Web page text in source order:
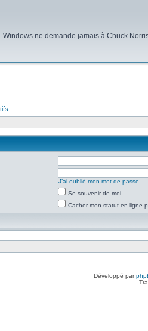
Windows ne demande jamais à Chuck
J’ai oublié mon mot de passe
Se souvenir de moi
Cacher mon statut en ligne
Développé par